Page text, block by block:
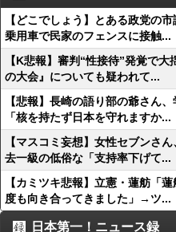
【どこでしょう】とある政党の
乗用車で民家のフェンスに接触...
【K悲報】審判“性接待”発覚で
の大会』についても疑われて...
【悲報】長崎の語り部の爺さん
「核を持たず日本を守れますか...
【マスコミ妄想】女性セブンさ
去一級の低俗な「支持率下げて...
【カミツキ悲報】立憲・蓮舫「
度も向き合ってきました」→ツ...
日本第一！ニュース録